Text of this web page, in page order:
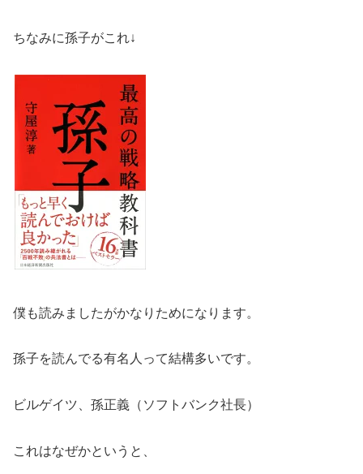
ちなみに孫子がこれ↓
僕も読みましたがかなりためになります。
孫子を読んでる有名人って結構多いです。
ビルゲイツ、孫正義（ソフトバンク社長）
これはなぜかというと、